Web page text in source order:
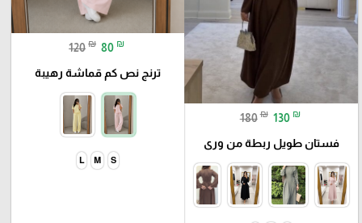
180 ₪ 130 ₪
فستان طويل ربطة من ورى
120 ₪ 80 ₪
ترنج نص كم قماشة رهيبة
S
M
L